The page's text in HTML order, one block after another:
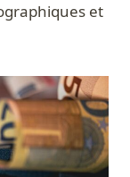
et